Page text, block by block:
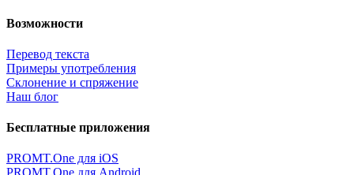
Возможности
Перевод текста
Примеры употребления
Склонение и спряжение
Наш блог
Бесплатные приложения
PROMT.One для iOS